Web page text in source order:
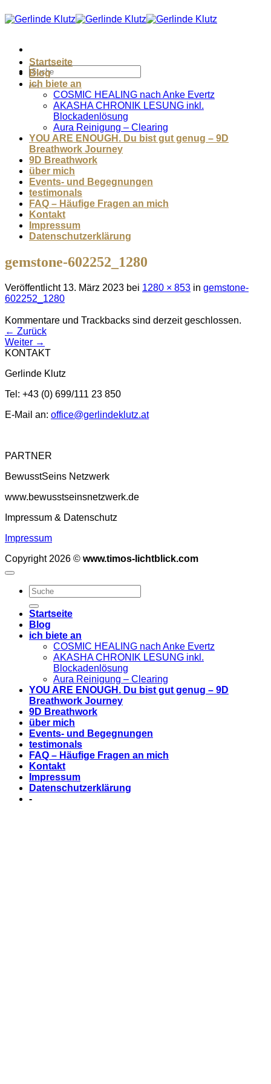
Inhalt
Startseite
Blog
ich biete an
COSMIC HEALING nach Anke Evertz
AKASHA CHRONIK LESUNG inkl.
Blockadenlösung
Aura Reinigung – Clearing
YOU ARE ENOUGH. Du bist gut genug – 9D
Breathwork Journey
9D Breathwork
über mich
Events- und Begegnungen
testimonals
FAQ – Häufige Fragen an mich
Kontakt
Impressum
Datenschutzerklärung
gemstone-602252_1280
Veröffentlicht 13. März 2023 bei 1280 × 853 in gemstone-
602252_1280
Kommentare und Trackbacks sind derzeit geschlossen.
← Zurück
Weiter →
KONTAKT
Gerlinde Klutz
Tel: +43 (0) 699/111 23 850
E-Mail an: office@gerlindeklutz.at
PARTNER
BewusstSeins Netzwerk
www.bewusstseinsnetzwerk.de
Impressum & Datenschutz
Impressum
Copyright 2026 © www.timos-lichtblick.com
Startseite
Blog
ich biete an
COSMIC HEALING nach Anke Evertz
AKASHA CHRONIK LESUNG inkl.
Blockadenlösung
Aura Reinigung – Clearing
YOU ARE ENOUGH. Du bist gut genug – 9D
Breathwork Journey
9D Breathwork
über mich
Events- und Begegnungen
testimonals
FAQ – Häufige Fragen an mich
Kontakt
Impressum
Datenschutzerklärung
-